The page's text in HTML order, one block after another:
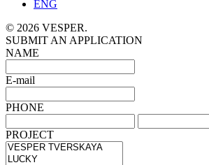
ENG
© 2026 VESPER.
SUBMIT AN APPLICATION
NAME
E-mail
PHONE
PROJECT